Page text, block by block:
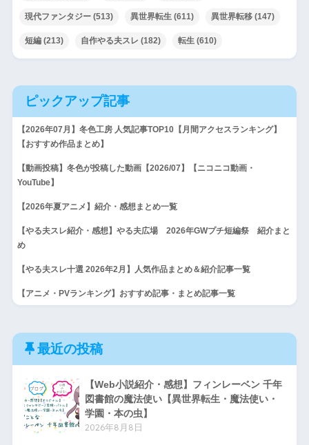
現代ファンタジー(513) 異世界転生(611) 異世界転移(147)
短編(213) 自作やる夫スレ (182) 転生(610)
ピックアップ記事
【2026年07月】冬色工房 人気記事TOP10【月間アクセスランキング】
【おすすめ作品まとめ】
【動画投稿】冬色が投稿した動画【2026/07】【ニコニコ動画・
YouTube】
【2026年夏アニメ】紹介・感想まとめ一覧
【やる夫スレ紹介・感想】やる夫広場 2026年GWプチ短編祭 紹介まと
め
【やる夫スレ十選 2026年2月】人気作品まとめ＆紹介記事一覧
【アニメ・PVランキング】おすすめ記事・まとめ記事一覧
最近の投稿
【Web小説紹介・感想】フィンレーベン 千年
図書館の魔法使い【異世界転生・魔法使い・
学園・本の虫】
2026年8月8日